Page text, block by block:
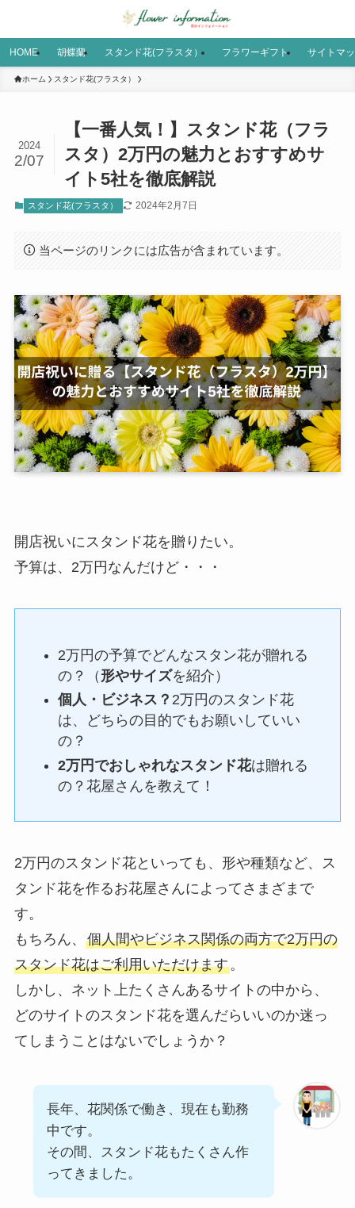
HOME 胡蝶蘭 スタンド花(フラスタ） フラワーギフト サイトマ
ホーム スタンド花(フラスタ）
【一番人気！】スタンド花（フラ
スタ）2万円の魅力とおすすめサ
イト5社を徹底解説
2024
2/07
スタンド花(フラスタ） 2024年2月7日
当ページのリンクには広告が含まれています。
開店祝いにスタンド花を贈りたい。
予算は、2万円なんだけど・・・
2万円の予算でどんなスタン花が贈れる
の？（ 形やサイズを紹介）
個人・ビジネス？ 2万円のスタンド花
は、どちらの目的でもお願いしていい
の？
2万円でおしゃれなスタンド花は贈れる
の？花屋さんを教えて！
2万円のスタンド花といっても、形や種類など、ス
タンド花を作るお花屋さんによってさまざまで
す。
もちろん、 個人間やビジネス関係の両方で2万円の
スタンド花はご利用いただけます。
しかし、ネット上たくさんあるサイトの中から、
どのサイトのスタンド花を選んだらいいのか迷っ
てしまうことはないでしょうか？
長年、花関係で働き、現在も勤務
中です。
その間、スタンド花もたくさん作
ってきました。